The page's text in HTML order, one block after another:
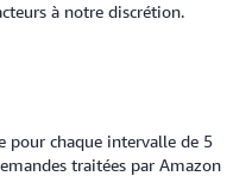
à notre discrétion.
pour chaque intervalle de 5
traitées par Amazon